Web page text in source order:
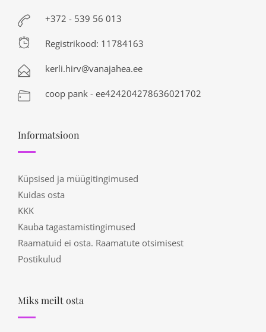
+372 - 539 56 013
Registrikood: 11784163
kerli.hirv@vanajahea.ee
coop pank - ee424204278636021702
Informatsioon
Küpsised ja müügitingimused
Kuidas osta
KKK
Kauba tagastamistingimused
Raamatuid ei osta. Raamatute otsimisest
Postikulud
Miks meilt osta